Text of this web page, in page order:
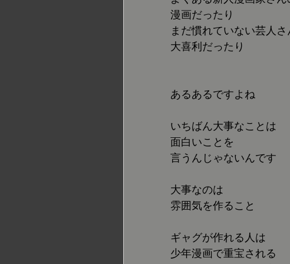
漫画だったり
まだ慣れていない芸人さ
大喜利だったり
あるあるですよね
いちばん大事なことは
面白いことを
言うんじゃないんです
大事なのは
雰囲気を作ること
ギャグが作れる人は
少年漫画で重宝される